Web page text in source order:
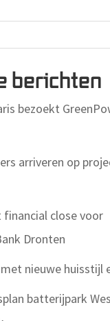
berichten
bezoekt
arriveren op
close voor
Dronten
nieuwe huisstijl
batterijpark